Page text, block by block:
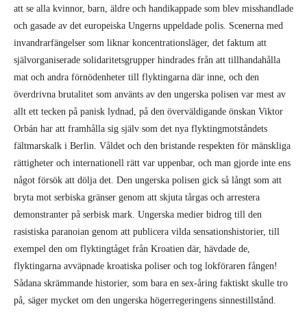
självorganiserade solidaritetsgrupper hindrades från att tillhandahålla
mat och andra förnödenheter till flyktingarna där inne, och den
överdrivna brutalitet som använts av den ungerska polisen var mest av
allt ett tecken på panisk lydnad, på den överväldigande önskan Viktor
Orbán har att framhålla sig själv som det nya flyktingmotståndets
fältmarskalk i Berlin. Våldet och den bristande respekten för mänskliga
rättigheter och internationell rätt var uppenbar, och man gjorde inte ens
något försök att dölja det. Den ungerska polisen gick så långt som att
bryta mot serbiska gränser genom att skjuta tårgas och arrestera
demonstranter på serbisk mark. Ungerska medier bidrog till den
rasistiska paranoian genom att publicera vilda sensationshistorier, till
exempel den om flyktingtåget från Kroatien där, hävdade de,
flyktingarna avväpnade kroatiska poliser och tog lokföraren fången!
Sådana skrämmande historier, som bara en sex-åring faktiskt skulle tro
på, säger mycket om den ungerska högerregeringens sinnestillstånd.
Tack vare Orbáns ”arbete” kunde Angela Merkel och det tyska
etablissemanget till en början kosta på sig att skicka offentliga